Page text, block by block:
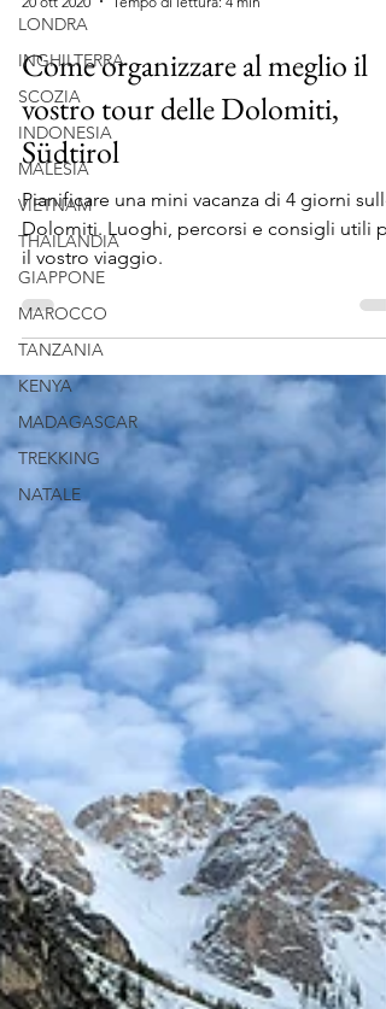
LONDRA
INGHILTERRA
SCOZIA
INDONESIA
MALESIA
VIETNAM
THAILANDIA
GIAPPONE
MAROCCO
TANZANIA
KENYA
MADAGASCAR
TREKKING
NATALE
20 ott 2020 Tempo di lettura: 4 min
Come organizzare al meglio il
vostro tour delle Dolomiti,
Südtirol
Pianificare una mini vacanza di 4 giorni sulle
Dolomiti. Luoghi, percorsi e consigli utili
il vostro viaggio.